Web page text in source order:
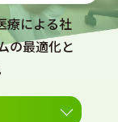
療による社
の最適化と